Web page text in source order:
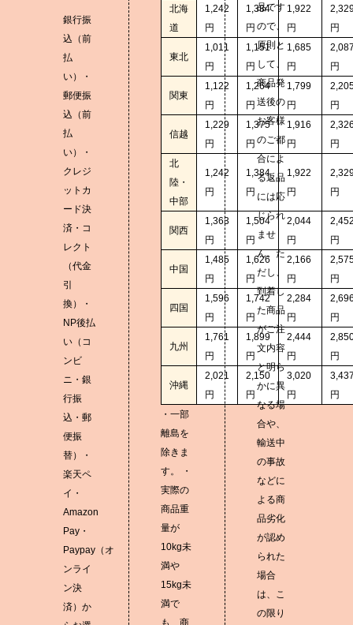
銀行振
込（前
払
い）・
郵便振
込（前
払
い）・
クレジ
ットカ
ード決
済・コ
レクト
（代金
引
換）・
NP後払
い（コ
ンビ
ニ・銀
行振
込・郵
便振
替）・
楽天ペ
イ・
Amazon
Pay・
Paypay（オ
ンライ
ン決
済）か
北海
道
1,242
円
1,384
円
1,922
円
円
東北
1,011
円
1,151
円
1,685
円
円
関東
1,122
円
1,264
円
1,799
円
円
信越
1,229
円
1,375
円
1,916
円
円
北
陸・
中部
1,242
円
1,384
円
1,922
円
円
関西
1,363
円
1,504
円
2,044
円
円
中国
1,485
円
1,626
円
2,166
円
円
四国
1,596
円
1,742
円
2,284
円
円
九州
1,761
円
1,899
円
2,444
円
円
沖縄
2,021
円
2,150
円
3,020
円
円
・一部
離島を
除きま
す。 ・
実際の
商品重
量が
10kg未
満や
15kg未
満で
も、商
品です
ので、
原則と
して、
商品発
送後の
お客様
のご都
合によ
る返品
には応
じられ
ませ
ん。た
だし、
到着し
た商品
がご注
文内容
と明ら
かに異
なる場
合や、
輸送中
の事故
などに
よる商
品劣化
が認め
られた
場合
は、こ
の限り